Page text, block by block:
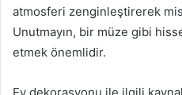
atmosferi zenginleştirerek
Unutmayın, bir müze gibi
etmek önemlidir.